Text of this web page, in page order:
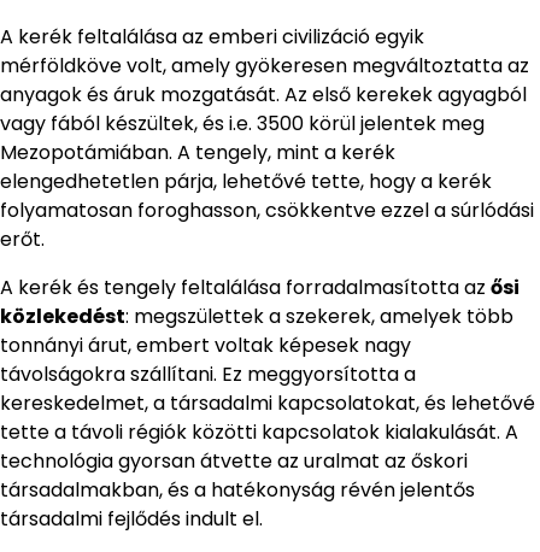
A kerék feltalálása az emberi civilizáció egyik
mérföldköve volt, amely gyökeresen megváltoztatta az
anyagok és áruk mozgatását. Az első kerekek agyagból
vagy fából készültek, és i.e. 3500 körül jelentek meg
Mezopotámiában. A tengely, mint a kerék
elengedhetetlen párja, lehetővé tette, hogy a kerék
folyamatosan foroghasson, csökkentve ezzel a súrlódási
erőt.
A kerék és tengely feltalálása forradalmasította az ősi
közlekedést: megszülettek a szekerek, amelyek több
tonnányi árut, embert voltak képesek nagy
távolságokra szállítani. Ez meggyorsította a
kereskedelmet, a társadalmi kapcsolatokat, és lehetővé
tette a távoli régiók közötti kapcsolatok kialakulását. A
technológia gyorsan átvette az uralmat az őskori
társadalmakban, és a hatékonyság révén jelentős
társadalmi fejlődés indult el.